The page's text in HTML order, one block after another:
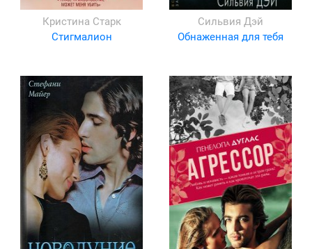
Кристина Старк
Стигмалион
Сильвия Дэй
Обнаженная для тебя